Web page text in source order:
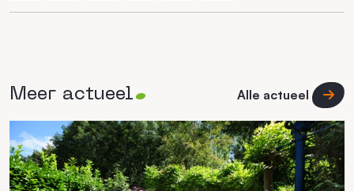
Meer actueel Alle actueel